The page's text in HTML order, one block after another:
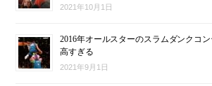
2021年10月1日
2016年オールスターのスラムダンクコ
高すぎる
2021年9月1日